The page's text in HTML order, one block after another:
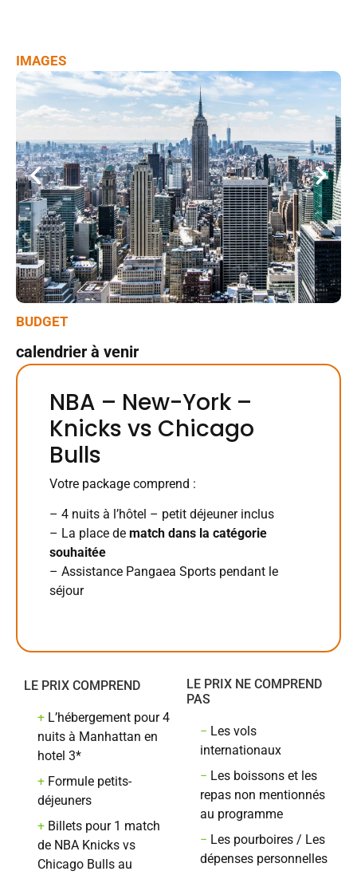
BUDGET
calendrier à venir
NBA – New-York –
Knicks vs Chicago
Bulls
Votre package comprend :
– 4 nuits à l’hôtel – petit déjeuner inclus
– La place de match dans la catégorie
souhaitée
– Assistance Pangaea Sports pendant le
séjour
LE PRIX COMPREND
+ L’hébergement pour 4
nuits à Manhattan en
hotel 3*
+ Formule petits-
déjeuners
+ Billets pour 1 match
de NBA Knicks vs
Chicago Bulls au
LE PRIX NE COMPREND
PAS
− Les vols
internationaux
− Les boissons et les
repas non mentionnés
au programme
− Les pourboires / Les
dépenses personnelles